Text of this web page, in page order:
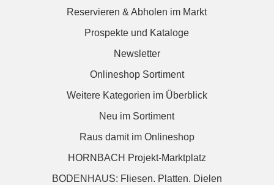
Reservieren & Abholen im Markt
Prospekte und Kataloge
Newsletter
Onlineshop Sortiment
Weitere Kategorien im Überblick
Neu im Sortiment
Raus damit im Onlineshop
HORNBACH Projekt-Marktplatz
BODENHAUS: Fliesen. Platten. Dielen